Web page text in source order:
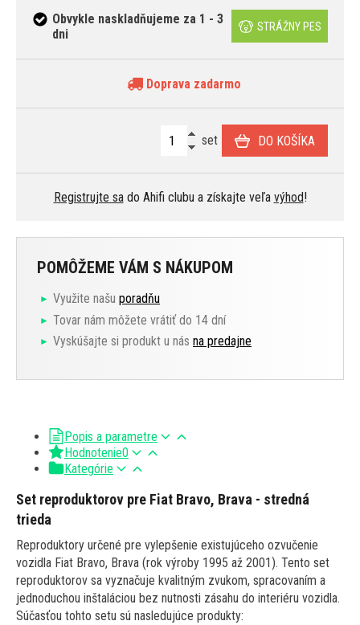
Obvykle naskladňujeme za 1 - 3
dni
STRÁŽNY PES
Doprava zadarmo
set DO KOŠÍKA
Registrujte sado Ahifi clubu a získajte veľa výhod!
POMÔŽEME VÁM S NÁKUPOM
Využite našu poradňu
Tovar nám môžete vrátiť do 14 dní
Vyskúšajte si produkt u nás na predajne
Popis a parametre
Hodnotenie0
Kategórie
Set reproduktorov pre Fiat Bravo, Brava - stredná
trieda
Reproduktory určené pre vylepšenie existujúceho ozvučenie
vozidla Fiat Bravo, Brava (rok výroby 1995 až 2001). Tento set
reproduktorov sa vyznačuje kvalitným zvukom, spracovaním a
jednoduchou inštaláciou bez nutnosti zásahu do interiéru vozidla.
Súčasťou tohto setu sú nasledujúce produkty: